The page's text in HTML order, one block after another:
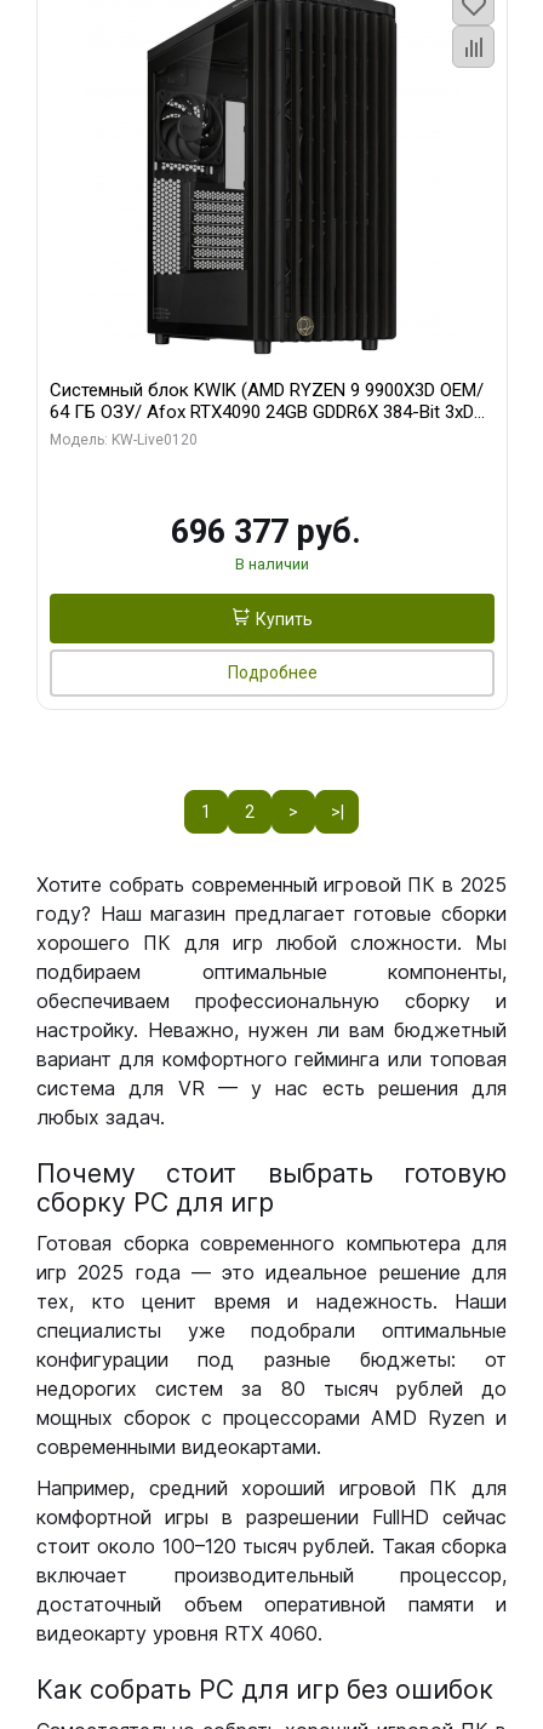
Системный блок KWIK (AMD RYZEN 9 9900X3D OEM/
64 ГБ ОЗУ/ Afox RTX4090 24GB GDDR6X 384-Bit 3xDP
HDMI ATX Turbo/ 1 ТБ SSD)
Модель: KW-Live0120
696 377 руб.
В наличии
Купить
Подробнее
1 2 > >|
Хотите собрать современный игровой ПК в 2025
году? Наш магазин предлагает готовые сборки
хорошего ПК для игр любой сложности. Мы
подбираем оптимальные компоненты,
обеспечиваем профессиональную сборку и
настройку. Неважно, нужен ли вам бюджетный
вариант для комфортного гейминга или топовая
система для VR — у нас есть решения для
любых задач.
Почему стоит выбрать готовую
сборку РС для игр
Готовая сборка современного компьютера для
игр 2025 года — это идеальное решение для
тех, кто ценит время и надежность. Наши
специалисты уже подобрали оптимальные
конфигурации под разные бюджеты: от
недорогих систем за 80 тысяч рублей до
мощных сборок с процессорами AMD Ryzen и
современными видеокартами.
Например, средний хороший игровой ПК для
комфортной игры в разрешении FullHD сейчас
стоит около 100–120 тысяч рублей. Такая сборка
включает производительный процессор,
достаточный объем оперативной памяти и
видеокарту уровня RTX 4060.
Как собрать РС для игр без ошибок